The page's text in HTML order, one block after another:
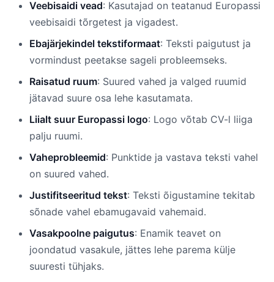
Veebisaidi vead: Kasutajad on teatanud Europassi
veebisaidi tõrgetest ja vigadest.
Ebajärjekindel tekstiformaat: Teksti paigutust ja
vormindust peetakse sageli probleemseks.
Raisatud ruum: Suured vahed ja valged ruumid
jätavad suure osa lehe kasutamata.
Liialt suur Europassi logo: Logo võtab CV-l liiga
palju ruumi.
Vaheprobleemid: Punktide ja vastava teksti vahel
on suured vahed.
Justifitseeritud tekst: Teksti õigustamine tekitab
sõnade vahel ebamugavaid vahemaid.
Vasakpoolne paigutus: Enamik teavet on
joondatud vasakule, jättes lehe parema külje
suuresti tühjaks.